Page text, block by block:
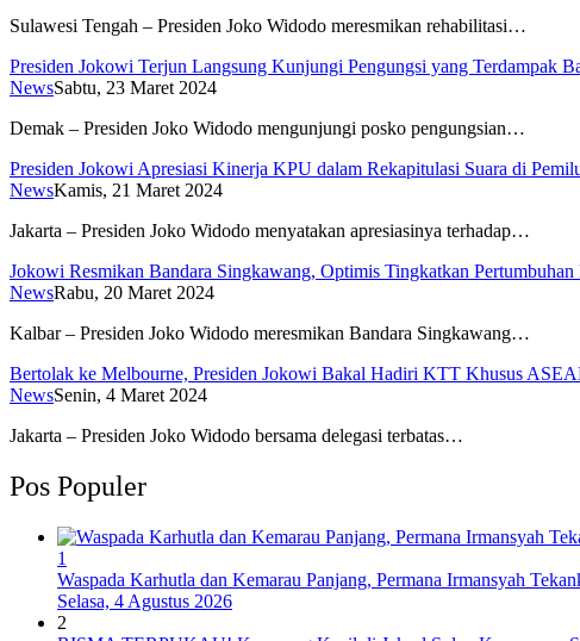
Sulawesi Tengah – Presiden Joko Widodo meresmikan rehabilitasi…
Presiden Jokowi Terjun Langsung Kunjungi Pengungsi yang Terdampak
NewsSabtu, 23 Maret 2024
Demak – Presiden Joko Widodo mengunjungi posko pengungsian…
Presiden Jokowi Apresiasi Kinerja KPU dalam Rekapitulasi Suara di
NewsKamis, 21 Maret 2024
Jakarta – Presiden Joko Widodo menyatakan apresiasinya terhadap…
Jokowi Resmikan Bandara Singkawang, Optimis Tingkatkan
NewsRabu, 20 Maret 2024
Kalbar – Presiden Joko Widodo meresmikan Bandara Singkawang…
Bertolak ke Melbourne, Presiden Jokowi Bakal Hadiri KTT Khusus
NewsSenin, 4 Maret 2024
Jakarta – Presiden Joko Widodo bersama delegasi terbatas…
Pos Populer
1
Waspada Karhutla dan Kemarau Panjang, Permana Irmansyah
Selasa, 4 Agustus 2026
2